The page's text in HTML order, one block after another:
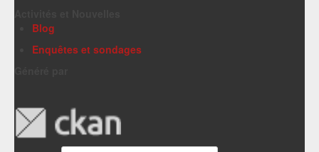
Blog
Enquêtes et sondages